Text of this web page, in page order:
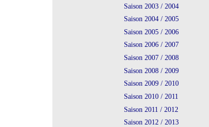
Saison 2003 / 2004
Saison 2004 / 2005
Saison 2005 / 2006
Saison 2006 / 2007
Saison 2007 / 2008
Saison 2008 / 2009
Saison 2009 / 2010
Saison 2010 / 2011
Saison 2011 / 2012
Saison 2012 / 2013